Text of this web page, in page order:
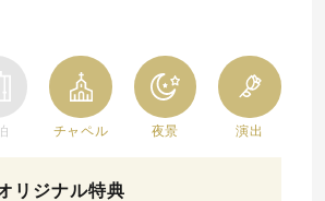
チャペル 夜景 演出
リジナル特典